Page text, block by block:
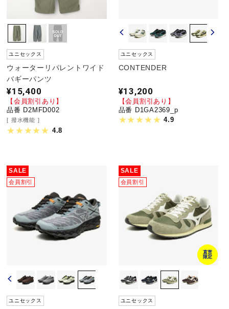
ユニセックス
ウォーターリパレントワイド
バギーパンツ
¥15,400
【会員割引あり】
品番 D2MFD002
撥水機能
4.8
ユニセックス
CONTENDER
¥13,200
【会員割引あり】
品番 D1GA2369_p
4.9
SALE
会員割引
ユニセックス
SALE
会員割引
直営
限定
ユニセックス